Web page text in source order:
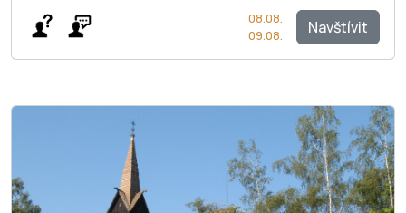
Navštívit
08.08.
09.08.